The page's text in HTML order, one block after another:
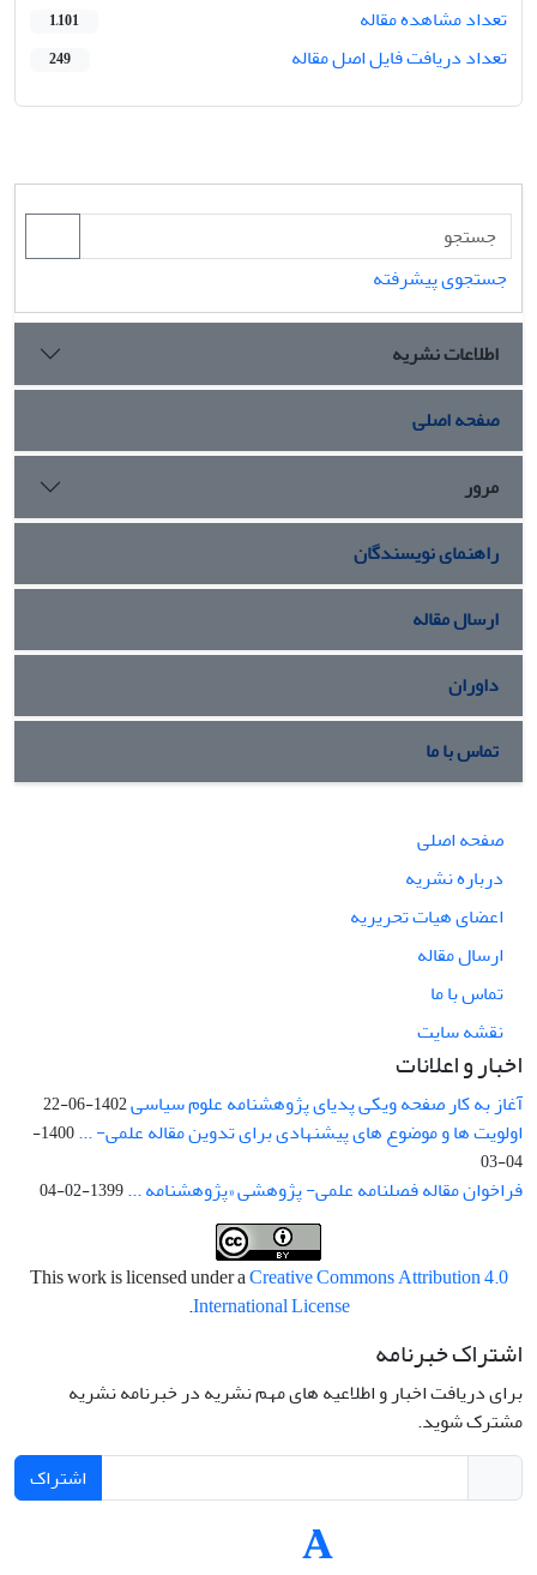
تعداد مشاهده مقاله
1,101
تعداد دریافت فایل اصل مقاله 249
جستجوی پیشرفته
اطلاعات نشریه
صفحه اصلی
مرور
راهنمای نویسندگان
ارسال مقاله
داوران
تماس با ما
صفحه اصلی
درباره نشریه
اعضای هیات تحریریه
ارسال مقاله
تماس با ما
نقشه سایت
اخبار و اعلانات
آغاز به کار صفحه ویکی پدیای پژوهشنامه علوم سیاسی1402-06-22
اولویت ها و موضوع های پیشنهادی برای تدوین مقاله علمی- ...
1400-
04-03
فراخوان مقاله فصلنامه علمی- پژوهشی «پژوهشنامه ...1399-02-04
This work is licensed under aCreative Commons Attribution 4.0
International License
.
اشتراک خبرنامه
برای دریافت اخبار و اطلاعیه های مهم نشریه در خبرنامه نشریه
مشترک شوید.
اشتراک